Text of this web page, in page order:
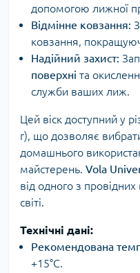
допомогою лижної
Відмінне ковзання:
ковзання,
Надійний захист:
поверхні та
служби ваших лиж.
Цей віск доступний у
г), що дозволяє
домашнього
майстерень. Vola
від одного з
світі.
Технічні дані:
Рекомендована
+15°C.